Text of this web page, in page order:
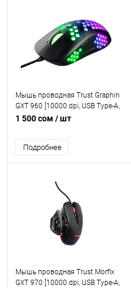
Мышь проводная Trust Graphin
GXT 960 [10000 dpi, USB Type-A,
кнопки - 6]
1 500 сом / шт
Подробнее
Мышь проводная Trust Morfix
GXT 970 [10000 dpi, USB Type-A,